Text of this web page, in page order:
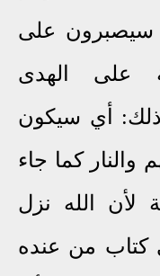
سيصبرون على
على الهدى
أي سيكون
والنار كما جاء
لأن الله نزل
كتاب من عنده